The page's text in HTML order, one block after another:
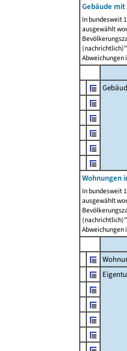
Gebäude mit
In bundesweit
ausgewählt
Abweichungen
Wohnungen
In bundesweit
ausgewählt
Abweichungen